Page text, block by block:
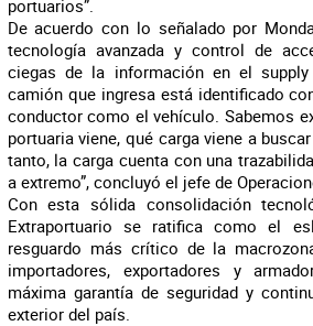
portuarios”.
De acuerdo con lo señalado por
tecnología avanzada y control de
ciegas de la información en el supply
camión que ingresa está identificado
conductor como el vehículo. Sabemos
portuaria viene, qué carga viene a
tanto, la carga cuenta con una
a extremo”, concluyó el jefe de
Con esta sólida consolidación
Extraportuario se ratifica como el
resguardo más crítico de la
importadores, exportadores y
máxima garantía de seguridad y
exterior del país.